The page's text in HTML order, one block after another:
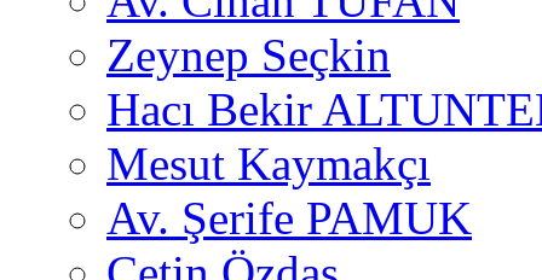
Zeynep Seçkin
Hacı Bekir
Mesut Kaymakçı
Av. Şerife PAMUK